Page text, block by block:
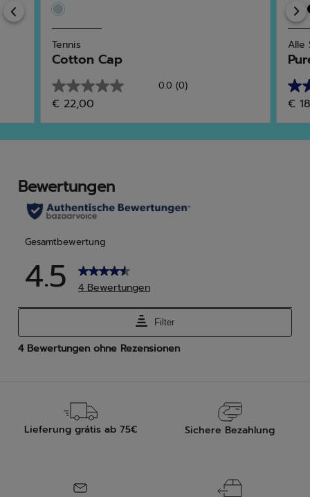
Previous
Tennis
Cotton Cap
0.0 (0)
0.0
von
5
Sternen.
€ 22,00
Alle
4.3
von
5
€
Lieferung grátis ab 75€ Sichere Bezahlung